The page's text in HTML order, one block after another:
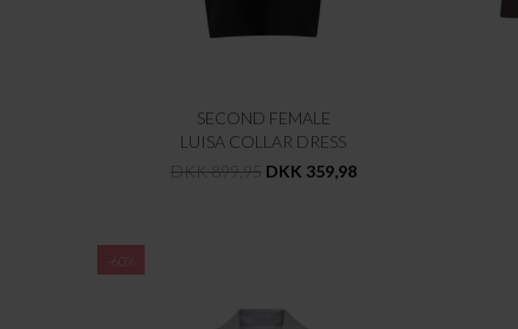
SECOND FEMALE
LUISA COLLAR DRESS
DKK 899,95 DKK 359,98
-60%